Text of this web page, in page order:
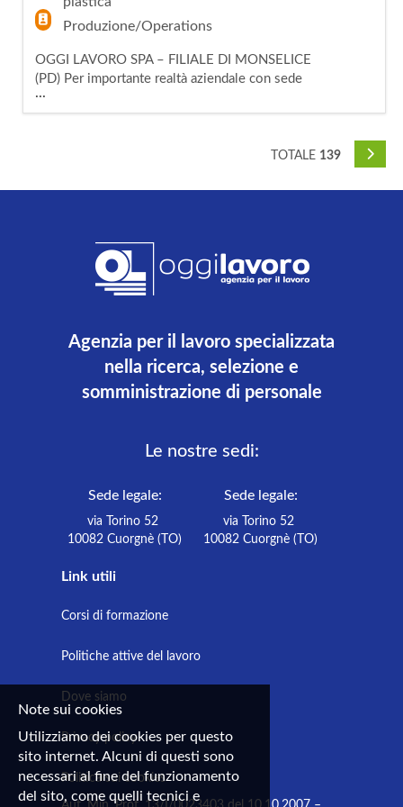
Produzione/Operations
OGGI LAVORO SPA – FILIALE DI MONSELICE
(PD) Per importante realtà aziendale con sede
nella zona di Borgo Veneto (PD), ricerchiamo
una risorsa da inserire nel ruolo
e gestione della merce e preparazione bancali
...
TOTALE 139
Agenzia per il lavoro specializzata
nella ricerca, selezione e
somministrazione di personale
Le nostre sedi:
Sede legale:
via Torino 52
10082 Cuorgnè (TO)
Sede legale:
via Torino 52
10082 Cuorgnè (TO)
Link utili
Corsi di formazione
Politiche attive del lavoro
Dove siamo
Privacy policy
Politica sui cookies
Note sui cookies
Utilizziamo dei cookies per questo
sito internet. Alcuni di questi sono
necessari al fine del funzionamento
del sito, come quelli tecnici e